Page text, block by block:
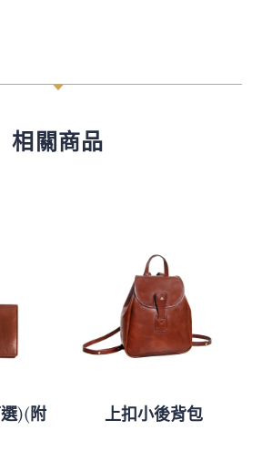
C
相關商品
)(附
上扣小後背包